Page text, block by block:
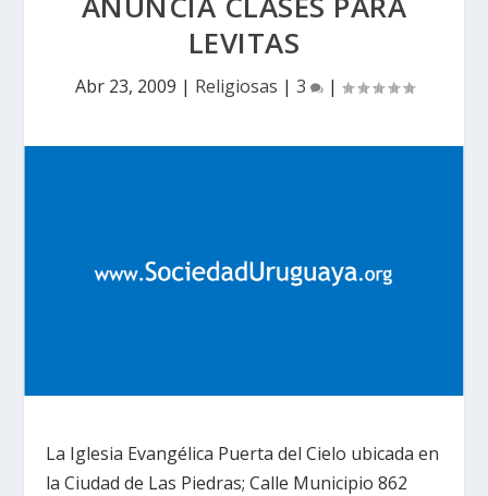
LEVITAS
Abr 23, 2009 | Religiosas | 3 |
La Iglesia Evangélica Puerta del Cielo ubicada en
la Ciudad de Las Piedras; Calle Municipio 862